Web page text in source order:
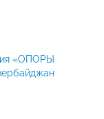
«ОПОРЫ